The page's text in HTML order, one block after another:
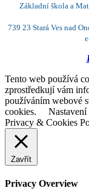
Základní škola a
739 23 Stará Ves nad
Tento web používá
zprostředkují vám
používáním webové
cookies.
Privacy & Cookies
Zavřít
Privacy Overview